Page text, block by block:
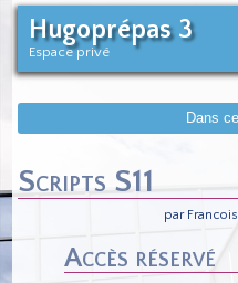
Hugoprépas 3
Espace privé
Dans
Scripts S11
par
Accès réservé